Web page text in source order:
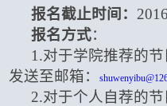
报名截止时间： 2016
报名方式：
1.对于学院推荐的
发送至邮箱：
2.对于个人自荐的